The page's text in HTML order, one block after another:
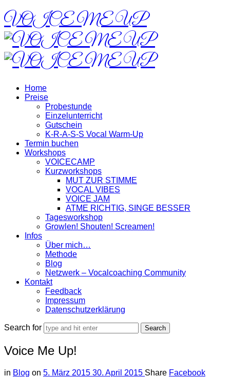
VOICE ME UP
Home
Preise
Probestunde
Einzelunterricht
Gutschein
K-R-A-S-S Vocal Warm-Up
Termin buchen
Workshops
VOICECAMP
Kurzworkshops
MUT ZUR STIMME
VOCAL VIBES
VOICE JAM
ATME RICHTIG, SINGE BESSER
Tagesworkshop
Growlen! Shouten! Screamen!
Infos
Über mich…
Methode
Blog
Netzwerk – Vocalcoaching Community
Kontakt
Feedback
Impressum
Datenschutzerklärung
Search for
Voice Me Up!
in Blog on 5. März 2015 30. April 2015 Share Facebook